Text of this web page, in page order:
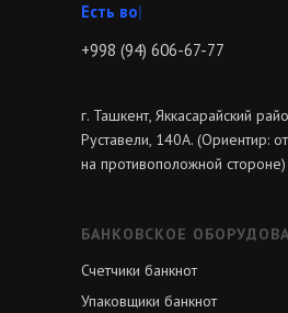
БАНКОВСКОЕ
Счетчики банкнот
г. Ташкент, Яккасарайский
Руставели, 140А. (Ориентир:
на противоположной стороне)
Звоните
+998 (94) 606-67-77
Упаковщики банкнот